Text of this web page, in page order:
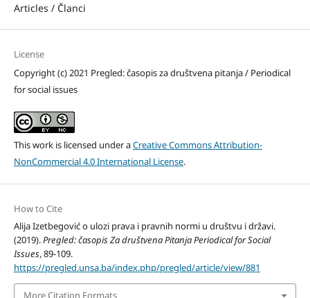
Articles / Članci
License
Copyright (c) 2021 Pregled: časopis za društvena pitanja / Periodical
for social issues
This work is licensed under aCreative Commons Attribution-
NonCommercial 4.0 International License.
How to Cite
Alija Izetbegović o ulozi prava i pravnih normi u društvu i državi.
(2019).Pregled: časopis Za društvena Pitanja Periodical for Social
Issues, 89-109.
https://pregled.unsa.ba/index.php/pregled/article/view/881
More Citation Formats